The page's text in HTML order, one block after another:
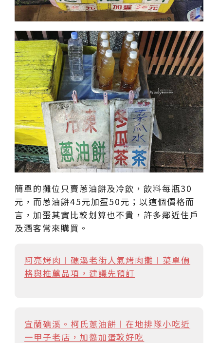
簡單的攤位只賣蔥油餅及冷飲，飲料每瓶30
元，而蔥油餅45元加蛋50元；以這個價格而
言，加蛋其實比較划算也不貴，許多鄰近住戶
及酒客常來購買。
阿亮烤肉︱礁溪老街人氣烤肉攤︱菜單價
格與推薦品項，建議先預訂
宜蘭礁溪。柯氏蔥油餅︱在地排隊小吃近
一甲子老店，加醬加蛋較好吃